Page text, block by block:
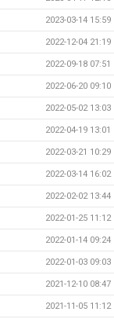
2023-03-14 15:59
2022-12-04 21:19
2022-09-18 07:51
2022-06-20 09:10
2022-05-02 13:03
2022-04-19 13:01
2022-03-21 10:29
2022-03-14 16:02
2022-02-02 13:44
2022-01-25 11:12
2022-01-14 09:24
2022-01-03 09:03
2021-12-10 08:47
2021-11-05 11:12